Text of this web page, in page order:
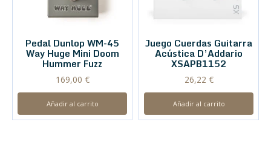
Pedal Dunlop WM-45
Way Huge Mini Doom
Hummer Fuzz
169,00 €
Añadir al carrito
Juego Cuerdas Guitarra
Acústica D’Addario
XSAPB1152
26,22 €
Añadir al carrito